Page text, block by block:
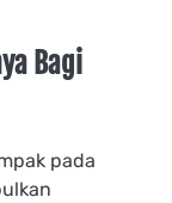
Bagi
pada